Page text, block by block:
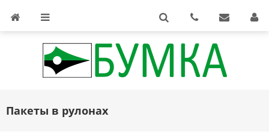
Пакеты в рулонах